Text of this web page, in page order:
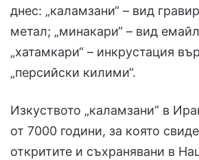
днес: „каламзани“ – вид
метал; „минакари“ – вид
„хатамкари“ – инкрустация
„персийски килими“.
Изкуството „каламзани” в
от 7000 години, за която
откритите и съхранявани в